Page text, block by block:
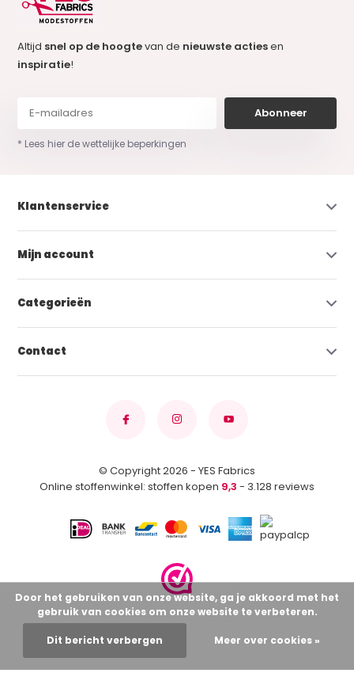
Altijd snel op de hoogtevan de nieuwste actiesen
inspiratie!
Abonneer
* Lees hier de wettelijke beperkingen
Klantenservice
Mijn account
Categorieën
Contact
© Copyright 2026 - YES Fabrics
Online stoffenwinkel: stoffen kopen 9,3 - 3.128 reviews
Door het gebruiken van onze website, ga je akkoord met het
gebruik van cookies om onze website te verbeteren.
Dit bericht verbergen Meer over cookies »